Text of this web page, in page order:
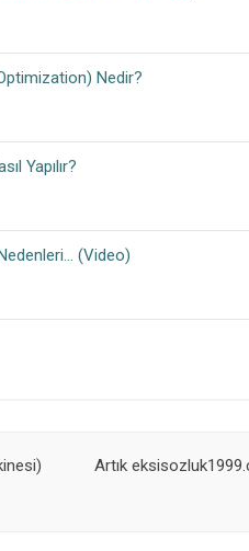
Nedir?
Yapılır?
(Video)
Artık